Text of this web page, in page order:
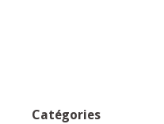
Catégories